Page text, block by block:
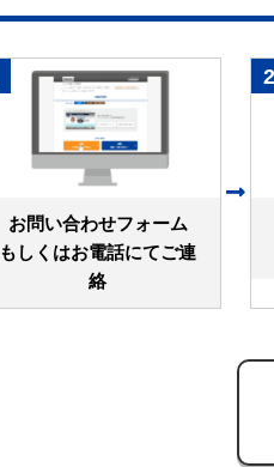
お問い合わせフォーム
もしくはお電話にてご連
絡
2